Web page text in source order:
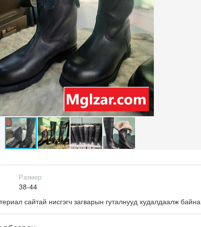
Размер:
38-44
сайтай нисгэгч загварын гуталнууд худалдаалж байна